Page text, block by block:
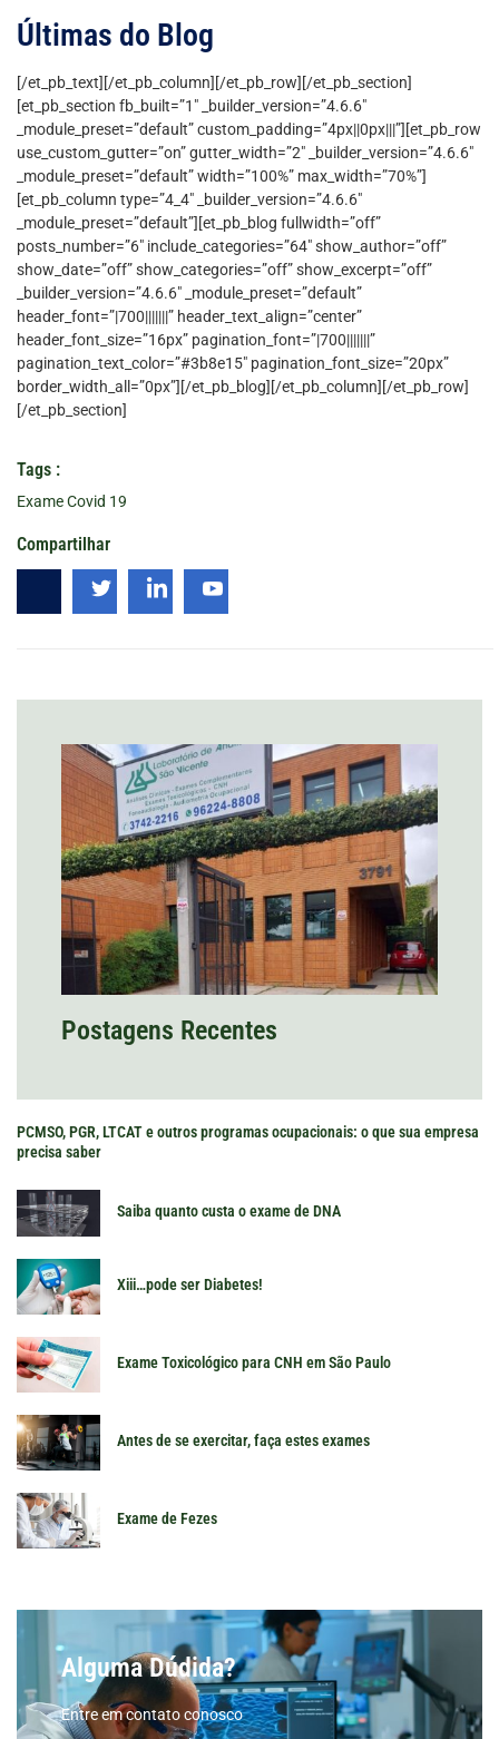
Postagens Recentes
PCMSO, PGR, LTCAT e outros programas ocupacionais: o que sua empresa
precisa saber
Saiba quanto custa o exame de DNA
Xiii…pode ser Diabetes!
Exame Toxicológico para CNH em São Paulo
Antes de se exercitar, faça estes exames
Exame de Fezes
Alguma Dúdida?
Entre em contato conosco
Últimas do Blog
[/et_pb_text][/et_pb_column][/et_pb_row][/et_pb_section]
[et_pb_section fb_built=”1″ _builder_version=”4.6.6″
_module_preset=”default” custom_padding=”4px||0px|||”][et_pb_row
use_custom_gutter=”on” gutter_width=”2″ _builder_version=”4.6.6″
_module_preset=”default” width=”100%” max_width=”70%”]
[et_pb_column type=”4_4″ _builder_version=”4.6.6″
_module_preset=”default”][et_pb_blog fullwidth=”off”
posts_number=”6″ include_categories=”64″ show_author=”off”
show_date=”off” show_categories=”off” show_excerpt=”off”
_builder_version=”4.6.6″ _module_preset=”default”
header_font=”|700|||||||” header_text_align=”center”
header_font_size=”16px” pagination_font=”|700|||||||”
pagination_text_color=”#3b8e15″ pagination_font_size=”20px”
border_width_all=”0px”][/et_pb_blog][/et_pb_column][/et_pb_row]
[/et_pb_section]
Tags :
Exame Covid 19
Compartilhar